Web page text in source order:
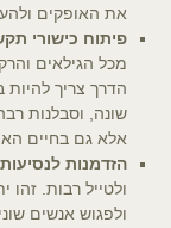
את האופקים
פיתוח כישורי
מכל הגילאים
הדרך צריך
שונה, וסבלנות
אלא גם בחיים
הזדמנות
ולטייל רבות.
ולפגוש אנשים